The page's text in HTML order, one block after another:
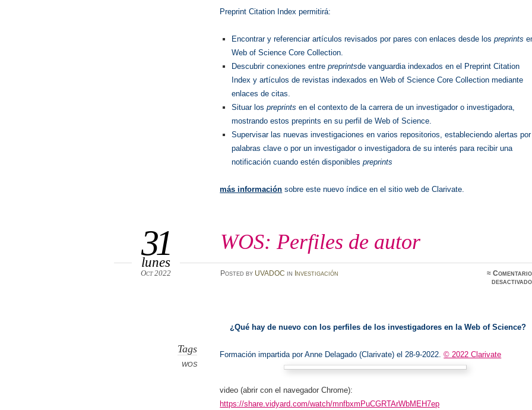
Preprint Citation Index permitirá:
Encontrar y referenciar artículos revisados por pares con enlaces desde los preprints
Web of Science Core Collection.
Descubrir conexiones entre preprintsde vanguardia indexados en el Preprint Citation
Index y artículos de revistas indexados en Web of Science Core Collection mediante
enlaces de citas.
Situar los preprints en el contexto de la carrera de un investigador o investigadora,
mostrando estos preprints en su perfil de Web of Science.
Supervisar las nuevas investigaciones en varios repositorios, estableciendo alertas por
palabras clave o por un investigador o investigadora de su interés para recibir una
notificación cuando estén disponibles preprints
más información sobre este nuevo índice en el sitio web de Clarivate.
WOS: Perfiles de autor
31
lunes
Oct 2022 Posted by UVADOC in Investigación ≈
Tags
WOS
¿Qué hay de nuevo con los perfiles de los investigadores en la Web of Science?
Formación impartida por Anne Delagado (Clarivate) el 28-9-2022.© 2022 Clarivate
video (abrir con el navegador Chrome):
https://share.vidyard.com/watch/mnfbxmPuCGRTArWbMEH7ep